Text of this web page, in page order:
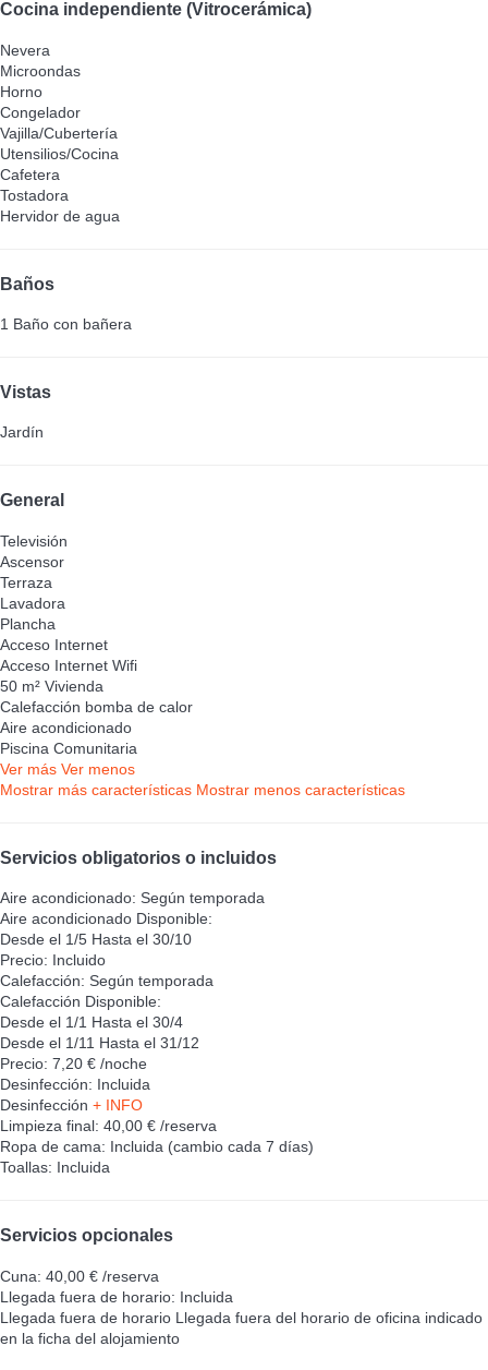
Cocina independiente (Vitrocerámica)
Nevera
Microondas
Horno
Congelador
Vajilla/Cubertería
Utensilios/Cocina
Cafetera
Tostadora
Hervidor de agua
Baños
1 Baño con bañera
Vistas
Jardín
General
Televisión
Ascensor
Terraza
Lavadora
Plancha
Acceso Internet
Acceso Internet Wifi
50 m² Vivienda
Calefacción bomba de calor
Aire acondicionado
Piscina Comunitaria
Ver más Ver menos
Mostrar más características Mostrar menos características
Servicios obligatorios o incluidos
Aire acondicionado: Según temporada
Aire acondicionado Disponible:
Desde el 1/5 Hasta el 30/10
Precio: Incluido
Calefacción: Según temporada
Calefacción Disponible:
Desde el 1/1 Hasta el 30/4
Desde el 1/11 Hasta el 31/12
Precio: 7,20 € /noche
Desinfección: Incluida
Desinfección + INFO
Limpieza final: 40,00 € /reserva
Ropa de cama: Incluida (cambio cada 7 días)
Toallas: Incluida
Servicios opcionales
Cuna: 40,00 € /reserva
Llegada fuera de horario: Incluida
Llegada fuera de horario Llegada fuera del horario de oficina indicado
en la ficha del alojamiento